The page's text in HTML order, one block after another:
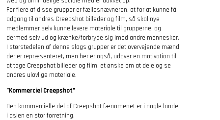
For flere af disse grupper er fællesnævneren, at for at kunne få
adgang til andres Creepshot billeder og film, så skal nye
medlemmer selv kunne levere materiale til grupperne, og
dermed selv ud og krænke/forbryde sig imod andre mennesker.
I størstedelen af denne slags grupper er det overvejende mænd
der er repræsenteret, men her er også, udover en motivation til
at tage Creepshot billeder og film, et ønske om at dele og se
andres ulovlige materiale.
”Kommerciel Creepshot”
Den kommercielle del af Creepshot fænomenet er i nogle lande
i asien en stor forretning.